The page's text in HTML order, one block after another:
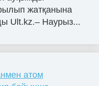
жатқанына
Ult.kz.– Наурыз...
атом